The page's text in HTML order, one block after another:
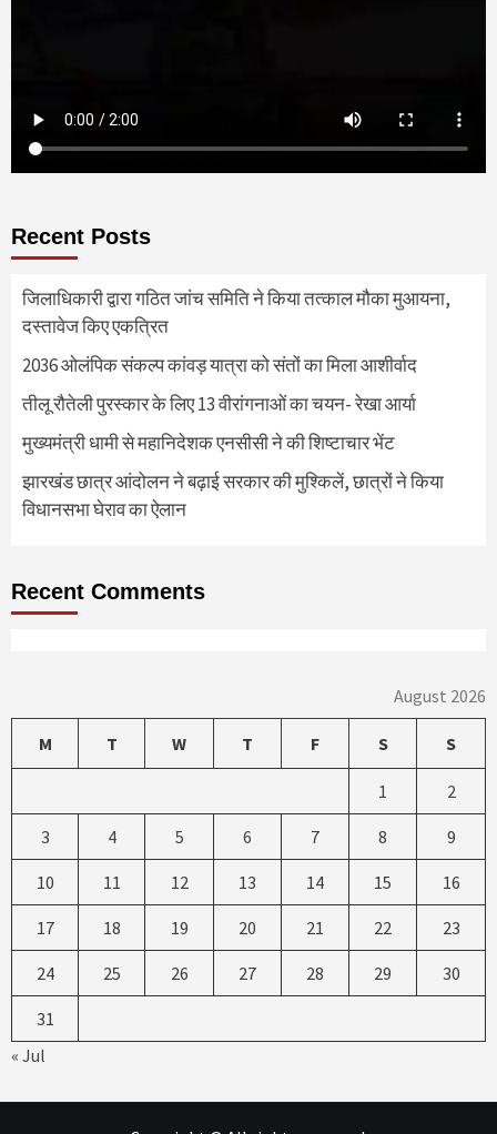
Recent Posts
जिलाधिकारी द्वारा गठित जांच समिति ने किया तत्काल मौका मुआयना,
दस्तावेज किए एकत्रित
2036 ओलंपिक संकल्प कांवड़ यात्रा को संतों का मिला आशीर्वाद
तीलू रौतेली पुरस्कार के लिए 13 वीरांगनाओं का चयन- रेखा आर्या
मुख्यमंत्री धामी से महानिदेशक एनसीसी ने की शिष्टाचार भेंट
झारखंड छात्र आंदोलन ने बढ़ाई सरकार की मुश्किलें, छात्रों ने किया
विधानसभा घेराव का ऐलान
Recent Comments
August 2026
M T W T F S S
1 2
3 4 5 6 7 8 9
10 11 12 13 14 15 16
17 18 19 20 21 22 23
24 25 26 27 28 29 30
31
« Jul